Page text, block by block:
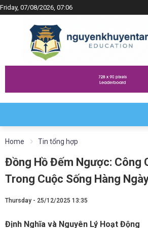
Friday, 07/08/2026, 07:06
Home Tin tổng hợp
Đồng Hồ Đếm Ngược: Công
Trong Cuộc Sống Hàng
Thursday - 25/12/2025 13:35
Định Nghĩa và Nguyên Lý Hoạt Động